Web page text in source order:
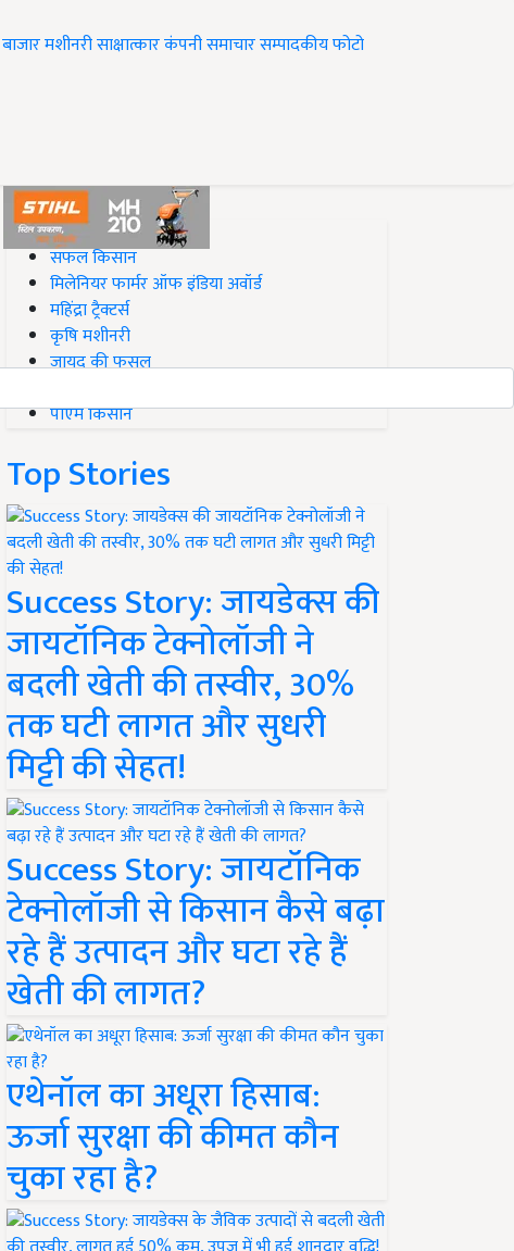
बाजारमशीनरीसाक्षात्कारकंपनी समाचारसम्पादकीयफोटो
#Top on Krishi Jagran
सफल किसान
मिलेनियर फार्मर ऑफ इंडिया अवॉर्ड
महिंद्रा ट्रैक्टर्स
कृषि मशीनरी
जायद की फसल
पीएम किसान
Top Stories
Success Story: जायडेक्स की
जायटॉनिक टेक्नोलॉजी ने
बदली खेती की तस्वीर, 30%
तक घटी लागत और सुधरी
मिट्टी की सेहत!
Success Story: जायटॉनिक
टेक्नोलॉजी से किसान कैसे बढ़ा
रहे हैं उत्पादन और घटा रहे हैं
खेती की लागत?
एथेनॉल का अधूरा हिसाब:
ऊर्जा सुरक्षा की कीमत कौन
चुका रहा है?